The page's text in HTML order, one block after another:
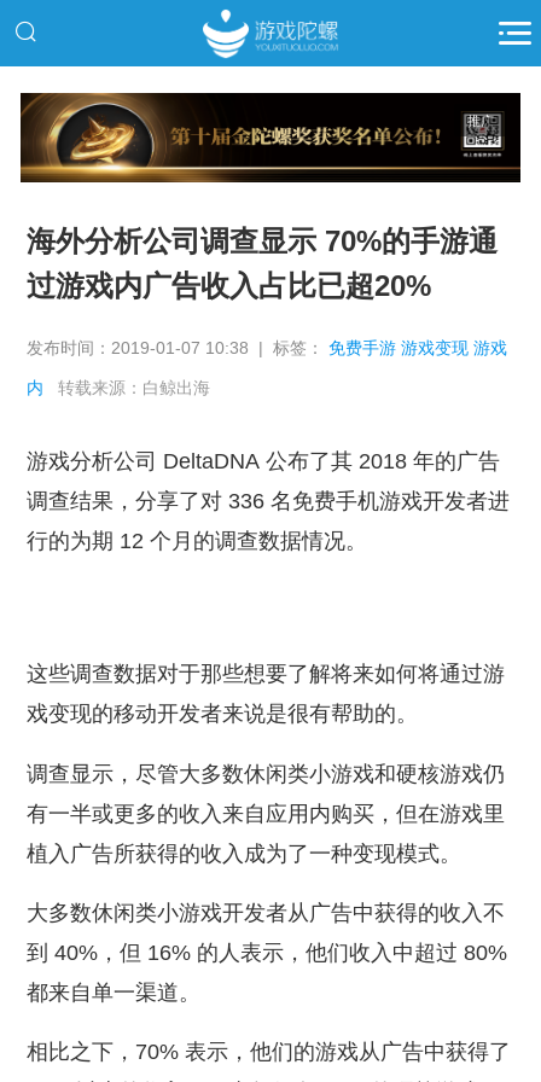
推广
海外分析公司调查显示 70%的手游通
过游戏内广告收入占比已超20%
发布时间：2019-01-07 10:38 | 标签：免费手游 游戏变现 游戏
内 转载来源：白鲸出海
游戏分析公司 DeltaDNA 公布了其 2018 年的广告
调查结果，分享了对 336 名免费手机游戏开发者进
行的为期 12 个月的调查数据情况。
这些调查数据对于那些想要了解将来如何将通过游
戏变现的移动开发者来说是很有帮助的。
调查显示，尽管大多数休闲类小游戏和硬核游戏仍
有一半或更多的收入来自应用内购买，但在游戏里
植入广告所获得的收入成为了一种变现模式。
大多数休闲类小游戏开发者从广告中获得的收入不
到 40%，但 16% 的人表示，他们收入中超过 80%
都来自单一渠道。
相比之下，70% 表示，他们的游戏从广告中获得了